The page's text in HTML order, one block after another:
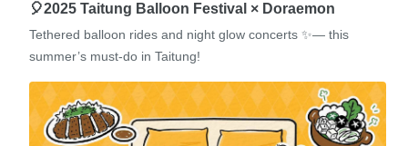
🎈2025 Taitung Balloon Festival × Doraemon
Tethered balloon rides and night glow concerts ✨— this
summer’s must-do in Taitung!